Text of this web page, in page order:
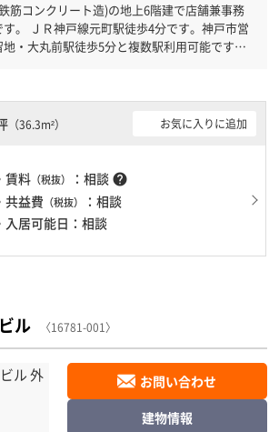
筋コンクリート造)の地上6階建で店舗兼事務
。 ＪＲ神戸線元町駅徒歩4分です。神戸市営
・大丸前駅徒歩5分と複数駅利用可能です。
（36.3m²） お気に入りに追加
賃料 （税抜） ：相談 help
共益費 （税抜）
：相談
入居可能日：相談
ル 〈16781-001〉
お問い合わせ
建物情報